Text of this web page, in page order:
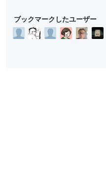
ブックマークしたユーザー